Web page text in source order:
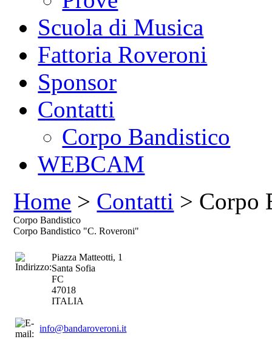
Scuola di Musica
Fattoria Roveroni
Sponsor
Contatti
Corpo Bandistico
WEBCAM
Home > Contatti > Corpo
Corpo Bandistico
Corpo Bandistico "C. Roveroni"
Piazza Matteotti, 1
Santa Sofia
FC
47018
ITALIA
info@bandaroveroni.it